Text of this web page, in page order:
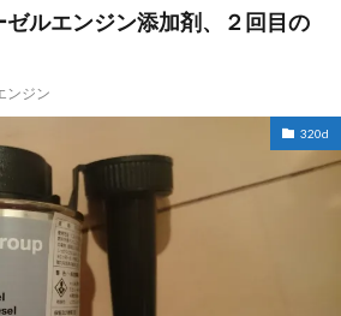
ルエンジン添加剤、２回目の
ンジン
320d